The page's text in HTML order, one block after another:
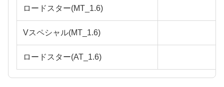
ロードスター(MT_1.6)
Vスペシャル(MT_1.6)
ロードスター(AT_1.6)